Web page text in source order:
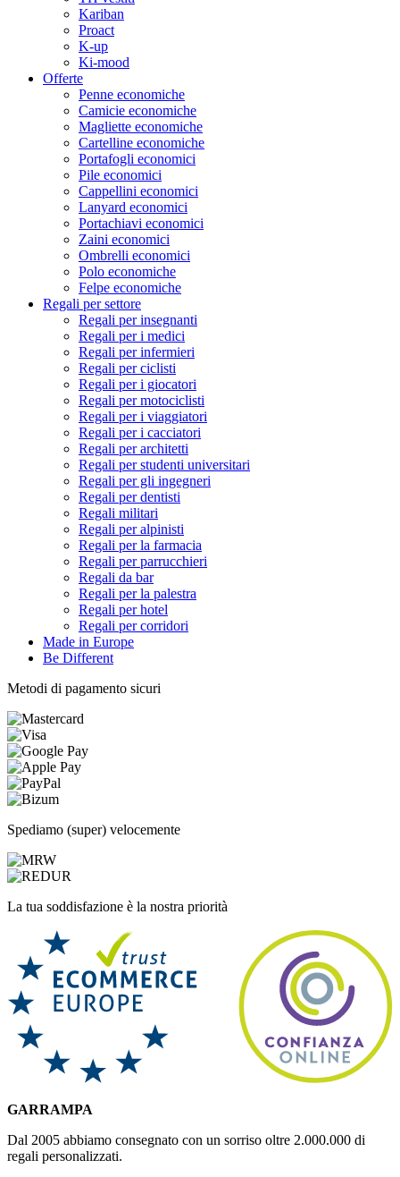
Kariban
Proact
K-up
Ki-mood
Offerte
Penne economiche
Camicie economiche
Magliette economiche
Cartelline economiche
Portafogli economici
Pile economici
Cappellini economici
Lanyard economici
Portachiavi economici
Zaini economici
Ombrelli economici
Polo economiche
Felpe economiche
Regali per settore
Regali per insegnanti
Regali per i medici
Regali per infermieri
Regali per ciclisti
Regali per i giocatori
Regali per motociclisti
Regali per i viaggiatori
Regali per i cacciatori
Regali per architetti
Regali per studenti universitari
Regali per gli ingegneri
Regali per dentisti
Regali militari
Regali per alpinisti
Regali per la farmacia
Regali per parrucchieri
Regali da bar
Regali per la palestra
Regali per hotel
Regali per corridori
Made in Europe
Be Different
Metodi di pagamento sicuri
Spediamo (super) velocemente
La tua soddisfazione è la nostra priorità
GARRAMPA
Dal 2005 abbiamo consegnato con un sorriso oltre 2.000.000 di
regali personalizzati.